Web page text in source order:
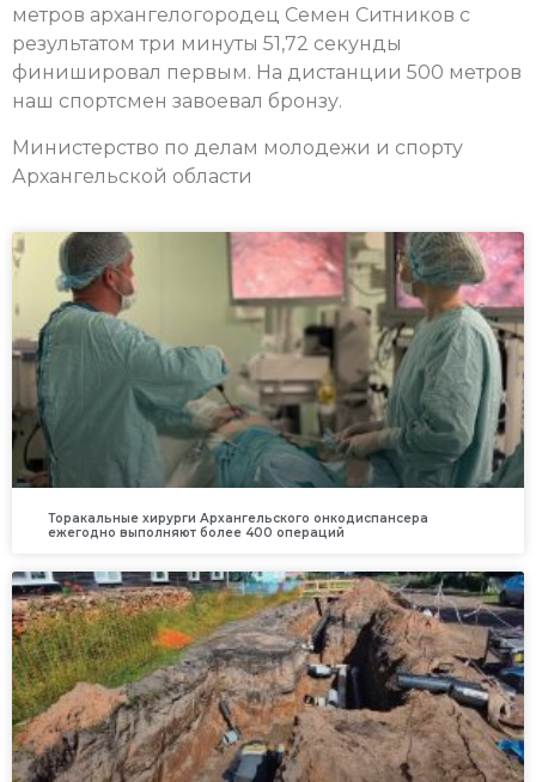
метров архангелогородец Семен Ситников с
результатом три минуты 51,72 секунды
финишировал первым. На дистанции 500 метров
наш спортсмен завоевал бронзу.
Министерство по делам молодежи и спорту
Архангельской области
Торакальные хирурги Архангельского онкодиспансера
ежегодно выполняют более 400 операций